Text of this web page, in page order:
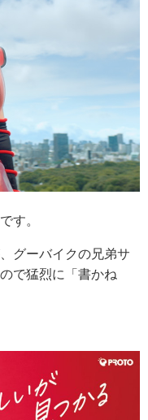
す。
グーバイクの兄弟サ
で猛烈に「書かね